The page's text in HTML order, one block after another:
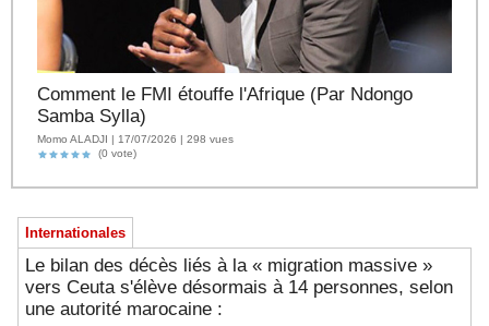
Comment le FMI étouffe l'Afrique (Par Ndongo
Samba Sylla)
Momo ALADJI | 17/07/2026 | 298 vues
(0 vote)
Internationales
Le bilan des décès liés à la « migration massive »
vers Ceuta s'élève désormais à 14 personnes, selon
une autorité marocaine :